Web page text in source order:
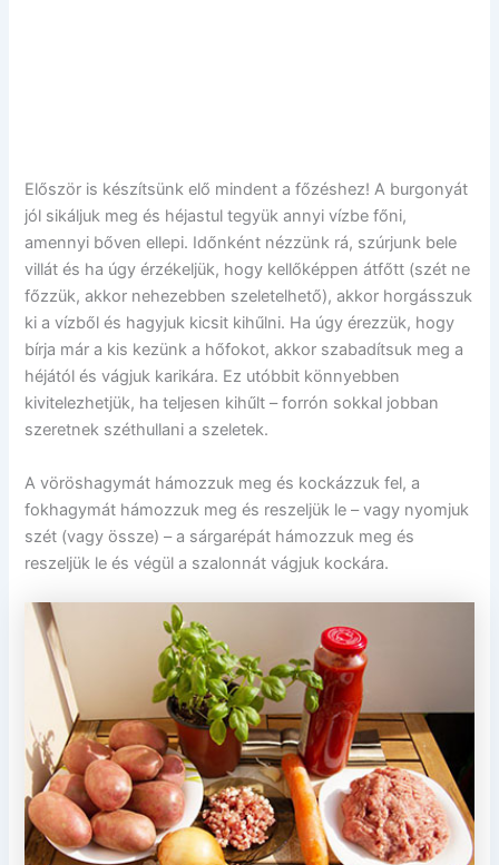
Először is készítsünk elő mindent a főzéshez! A burgonyát
jól sikáljuk meg és héjastul tegyük annyi vízbe főni,
amennyi bőven ellepi. Időnként nézzünk rá, szúrjunk bele
villát és ha úgy érzékeljük, hogy kellőképpen átfőtt (szét ne
főzzük, akkor nehezebben szeletelhető), akkor horgásszuk
ki a vízből és hagyjuk kicsit kihűlni. Ha úgy érezzük, hogy
bírja már a kis kezünk a hőfokot, akkor szabadítsuk meg a
héjától és vágjuk karikára. Ez utóbbit könnyebben
kivitelezhetjük, ha teljesen kihűlt – forrón sokkal jobban
szeretnek széthullani a szeletek.
A vöröshagymát hámozzuk meg és kockázzuk fel, a
fokhagymát hámozzuk meg és reszeljük le – vagy nyomjuk
szét (vagy össze) – a sárgarépát hámozzuk meg és
reszeljük le és végül a szalonnát vágjuk kockára.